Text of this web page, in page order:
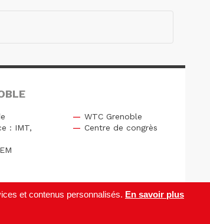
: IMT,
WTC Grenoble
Centre de congrès
et contenus personnalisés. En savoir plus